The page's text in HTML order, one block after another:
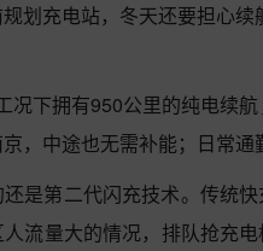
划充电站，冬天还要担心
况下拥有950公里的纯电续
，中途也无需补能；日常
是第二代闪充技术。传统
流量大的情况，排队抢充